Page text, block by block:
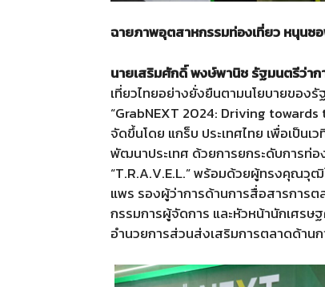
ฉายภาพอุตสาหกรรมท่องเที่ยว หนุน
นายเสริมศักดิ์ พงษ์พานิช รัฐมนตรีว่าก
เที่ยวไทยอย่างยั่งยืนตามนโยบายของรั
“GrabNEXT 2024: Driving
จัดขึ้นโดย แกร็บ ประเทศไทย เพื่อเป็นเ
พัฒนาประเทศ ด้วยการยกระดับการท่
“T.R.A.V.E.L.” พร้อมด้วยผู้ทรงคุณวุ
แพร รองผู้ว่าการด้านการสื่อสารการ
กรรมการผู้จัดการ และหัวหน้านักเศร
อำนวยการส่วนส่งเสริมการตลาดด้าน